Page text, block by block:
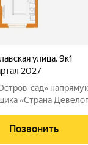
улица,9к1
2027
сад»
«Страна
31,46 кв.
Позвонить